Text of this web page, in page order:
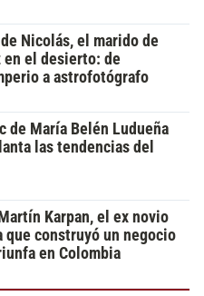
Nicolás, el marido de
en el desierto: de
a astrofotógrafo
de María Belén Ludueña
las tendencias del
Karpan, el ex novio
que construyó un negocio
en Colombia